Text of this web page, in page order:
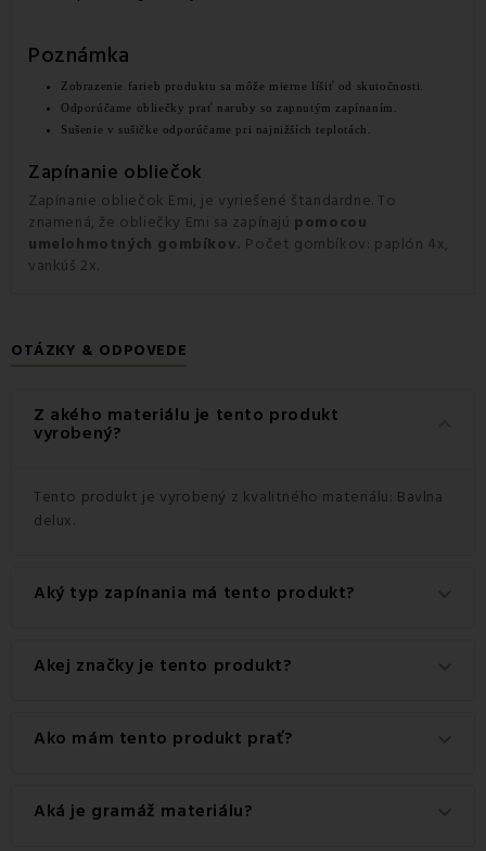
Poznámka
Zobrazenie farieb produktu sa môže mierne líšiť od skutočnosti.
Odporúčame obliečky prať naruby so zapnutým zapínaním.
Sušenie v sušičke odporúčame pri najnižších teplotách.
Zapínanie obliečok
Zapínanie obliečok Emi, je vyriešené štandardne. To
znamená, že obliečky Emi sa zapínajú pomocou
umelohmotných gombíkov. Počet gombíkov: paplón 4x,
vankúš 2x.
OTÁZKY & ODPOVEDE
Z akého materiálu je tento produkt
vyrobený? keyboard_arrow_down
Tento produkt je vyrobený z kvalitného materiálu: Bavlna
delux.
Aký typ zapínania má tento produkt?
Tento produkt má praktické zapínanie na Gombíky.
Akej značky je tento produkt?
Ide o autentický produkt značky EMI.
Ako mám tento produkt prať?
Pre dosiahnutie najlepších výsledkov odporúčame tento
produkt prať na 60 °C.
Aká je gramáž materiálu?